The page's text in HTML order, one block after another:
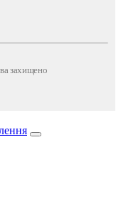
захищено